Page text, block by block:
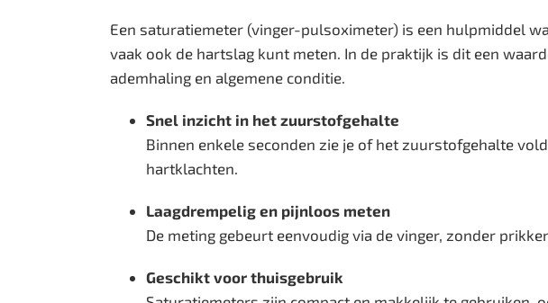
Een saturatiemeter (vinger-pulsoximeter) is een hulpmiddel
vaak ook de hartslag kunt meten. In de praktijk is dit een
ademhaling en algemene conditie.
Snel inzicht in het zuurstofgehalte
Binnen enkele seconden zie je of het zuurstofgehalte
hartklachten.
Laagdrempelig en pijnloos meten
De meting gebeurt eenvoudig via de vinger, zonder
Geschikt voor thuisgebruik